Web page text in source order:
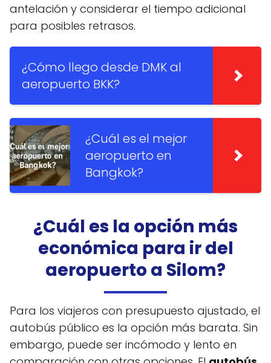
antelación y considerar el tiempo adicional
para posibles retrasos.
¿Cómo llego desde DMK al
aeropuerto BKK?
¿Cuál es el mejor
aeropuerto en
Bangkok?
¿Cuál es la opción más
económica para ir del
aeropuerto a Silom?
Para los viajeros con presupuesto ajustado, el
autobús público es la opción más barata. Sin
embargo, puede ser incómodo y lento en